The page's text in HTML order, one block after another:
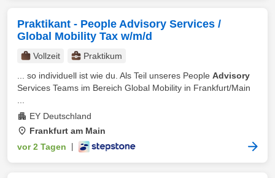
Praktikant - People Advisory Services /
Global Mobility Tax w/m/d
Vollzeit
Praktikum
... so individuell ist wie du. Als Teil unseres People Advisory
Services Teams im Bereich Global Mobility in Frankfurt/Main
EY Deutschland
Frankfurt am Main
vor 2 Tagen